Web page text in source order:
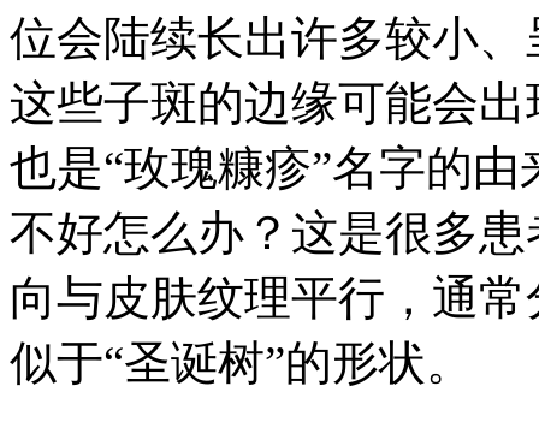
位会陆续长出许多较小
这些子斑的边缘可能会
也是“玫瑰糠疹”名字的
不好怎么办？这是很多
向与皮肤纹理平行，通
似于“圣诞树”的形状。